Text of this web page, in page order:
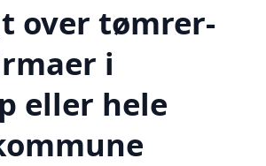
over tømrer-
i
eller hele